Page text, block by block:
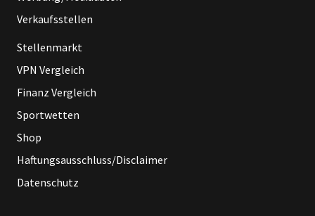
Verkaufsstellen
Stellenmarkt
VPN Vergleich
Finanz Vergleich
Sportwetten
Shop
Haftungsausschluss/Disclaimer
Datenschutz